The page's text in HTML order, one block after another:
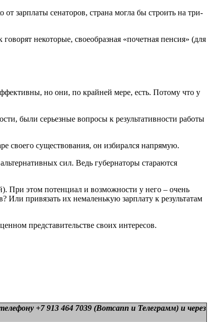
зарплаты сенаторов, страна могла бы строить на три-
некоторые, своеобразная «почетная пенсия» (для
но они, по крайней мере, есть. Потому что у
были серьезные вопросы к результативности работы
своего существования, он избирался напрямую.
сил. Ведь губернаторы стараются
При этом потенциал и возможности у него – очень
привязать их немаленькую зарплату к результатам
представительстве своих интересов.
+7 913 464 7039 (Вотсапп и Телеграмм) и через